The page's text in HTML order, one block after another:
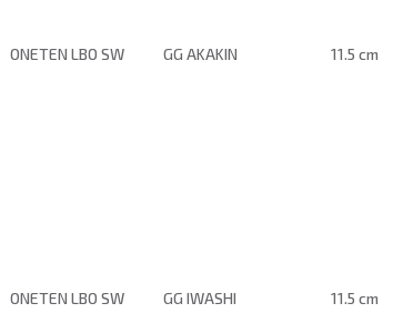
ONETEN LBO SW GG AKAKIN 11.5 cm
ONETEN LBO SW GG IWASHI 11.5 cm